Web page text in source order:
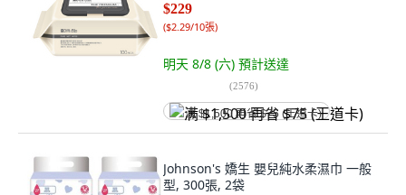
$229
($2.29/10張)
明天 8/8 (六) 預計送達
(2576)
满 $1,500 再省 $75 (王道卡)
Johnson's 嬌生 嬰兒純水柔濕巾 一般
型, 300張, 2袋